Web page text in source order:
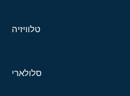
טלוויזיה
סלולארי